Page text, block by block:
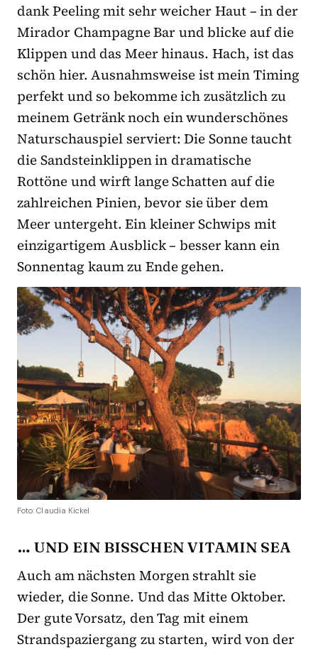
dank Peeling mit sehr weicher Haut – in der
Mirador Champagne Bar und blicke auf die
Klippen und das Meer hinaus. Hach, ist das
schön hier. Ausnahmsweise ist mein Timing
perfekt und so bekomme ich zusätzlich zu
meinem Getränk noch ein wunderschönes
Naturschauspiel serviert: Die Sonne taucht
die Sandsteinklippen in dramatische
Rottöne und wirft lange Schatten auf die
zahlreichen Pinien, bevor sie über dem
Meer untergeht. Ein kleiner Schwips mit
einzigartigem Ausblick – besser kann ein
Sonnentag kaum zu Ende gehen.
Foto: Claudia Kickel
… UND EIN BISSCHEN VITAMIN SEA
Auch am nächsten Morgen strahlt sie
wieder, die Sonne. Und das Mitte Oktober.
Der gute Vorsatz, den Tag mit einem
Strandspaziergang zu starten, wird von der